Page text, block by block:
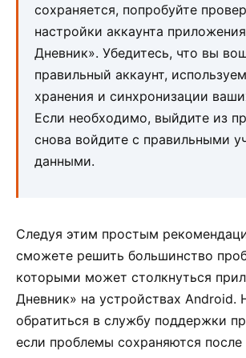
сохраняется, попробуйте
настройки аккаунта
Дневник». Убедитесь, что вы
правильный аккаунт,
хранения и синхронизации
Если необходимо, выйдите из
снова войдите с правильными
данными.
Следуя этим простым
сможете решить большинство
которыми может столкнуться
Дневник» на устройствах Android.
обратиться в службу поддержки
если проблемы сохраняются после